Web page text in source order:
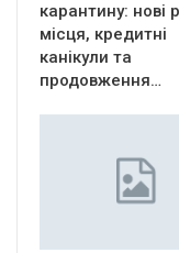
карантину: нові
місця, кредитні
канікули та
продовження…